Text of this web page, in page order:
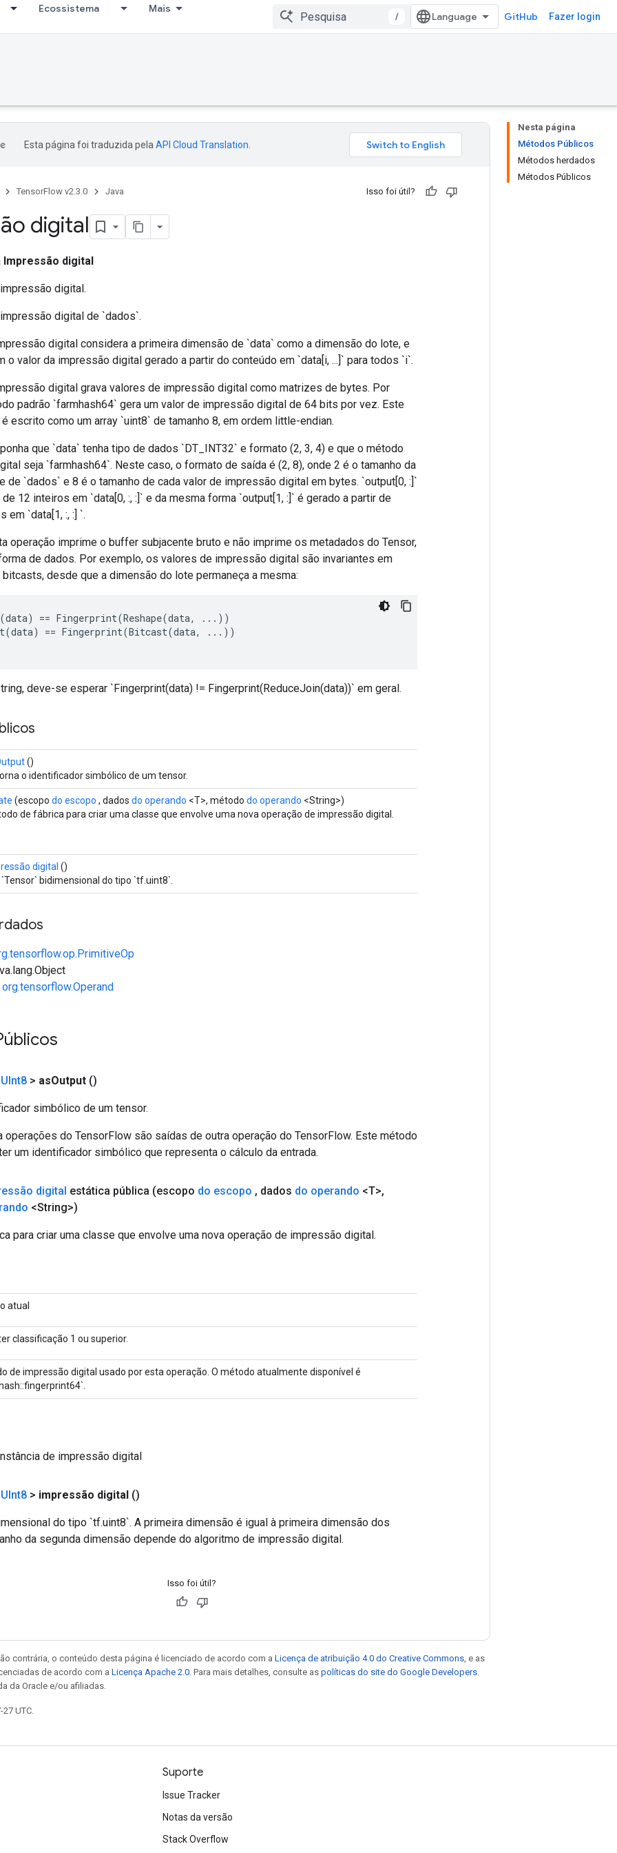
Ecossistema Mais
/ GitHub Fazer login
Nesta página
Métodos Públicos
Métodos herdados
Métodos Públicos
Esta página foi traduzida pela API Cloud Translation
TensorFlow v2.3.0 Java Isso foi útil?
digital
Impressão digital
digital.
digital de `dados`.
digital considera a primeira dimensão de `data` como a dimensão do lote, e
o valor da impressão digital gerado a partir do conteúdo em `data[i, ...]` para todos `i`.
digital grava valores de impressão digital como matrizes de bytes. Por
padrão `farmhash64` gera um valor de impressão digital de 64 bits por vez. Este
escrito como um array `uint8` de tamanho 8, em ordem little-endian.
que `data` tenha tipo de dados `DT_INT32` e formato (2, 3, 4) e que o método
seja `farmhash64`. Neste caso, o formato de saída é (2, 8), onde 2 é o tamanho da
de `dados` e 8 é o tamanho de cada valor de impressão digital em bytes. `output[0, :]`
12 inteiros em `data[0, :, :]` e da mesma forma `output[1, :]` é gerado a partir de
em `data[1, :, :] `.
operação imprime o buffer subjacente bruto e não imprime os metadados do Tensor,
de dados. Por exemplo, os valores de impressão digital são invariantes em
desde que a dimensão do lote permaneça a mesma:
(data) == Fingerprint(Reshape(data,
...))
(data) == Fingerprint(Bitcast(data, ...))
deve-se esperar `Fingerprint(data) != Fingerprint(ReduceJoin(data))` em geral.
()
o identificador simbólico de um tensor.
(escopo do escopo , dados do operando <T>, método do operando <String>)
de fábrica para criar uma classe que envolve uma nova operação de impressão digital.
digital ()
bidimensional do tipo `tf.uint8`.
org.tensorflow.Operand
UInt8 > asOutput ()
simbólico de um tensor.
operações do TensorFlow são saídas de outra operação do TensorFlow. Este método
um identificador simbólico que representa o cálculo da entrada.
digital estática pública (escopo do escopo , dados do operando <T>,
<String>)
para criar uma classe que envolve uma nova operação de impressão digital.
atual
classificação 1 ou superior.
de impressão digital usado por esta operação. O método atualmente disponível é
de impressão digital
UInt8 > impressão digital ()
do tipo `tf.uint8`. A primeira dimensão é igual à primeira dimensão dos
da segunda dimensão depende do algoritmo de impressão digital.
Isso foi útil?
contrária, o conteúdo desta página é licenciado de acordo com a Licença de atribuição 4.0 do Creative Commons , e as
de acordo com a Licença Apache 2.0 . Para mais detalhes, consulte as políticas do site do Google Developers
da Oracle e/ou afiliadas.
UTC.
Suporte
Issue Tracker
Notas da versão
Stack Overflow